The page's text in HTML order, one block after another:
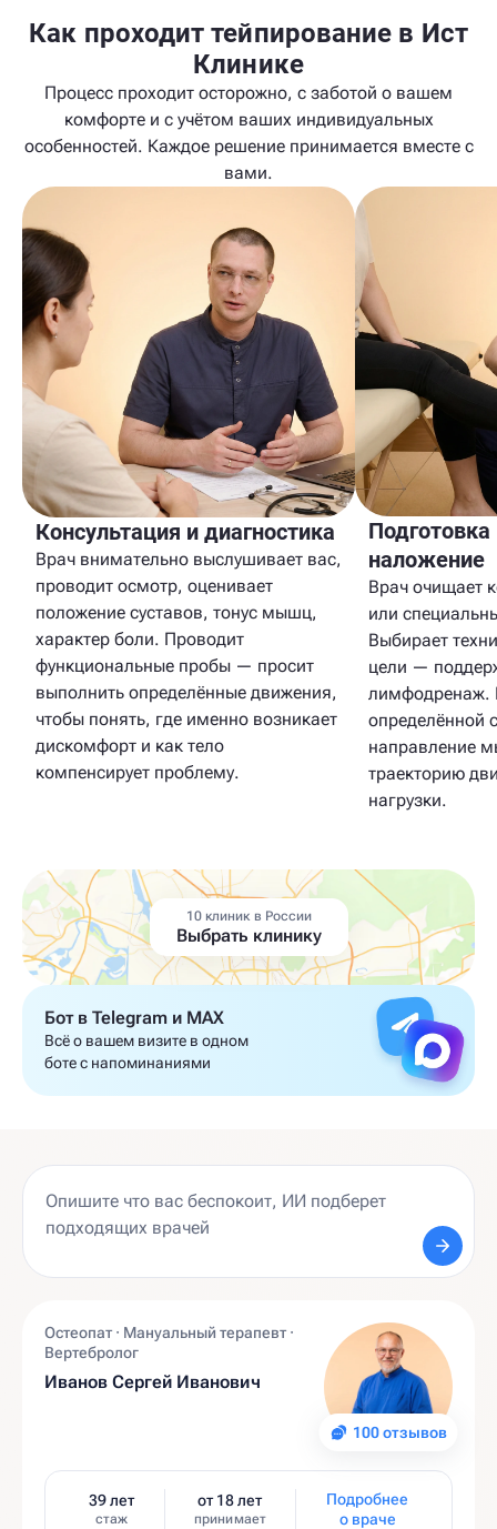
Как проходит тейпирование в Ист
Клинике
Процесс проходит осторожно, с заботой о вашем
комфорте и с учётом ваших индивидуальных
особенностей. Каждое решение принимается вместе с
вами.
Консультация и диагностика
Врач внимательно выслушивает вас,
проводит осмотр, оценивает
положение суставов, тонус мышц,
характер боли. Проводит
функциональные пробы — просит
выполнить определённые движения,
чтобы понять, где именно возникает
дискомфорт и как тело
компенсирует проблему.
наложение
Врач очищает
или
Выбирает
цели —
лимфодренаж.
определённой
направление
траекторию
нагрузки.
10 клиник в России
Выбрать клинику
Бот в Telegram и MAX
Всё о вашем визите в одном
боте с напоминаниями
100 отзывов
Остеопат · Мануальный терапевт ·
Вертебролог
Иванов Сергей Иванович
39 лет
стаж
от 18 лет
принимает
Подробнее
о враче